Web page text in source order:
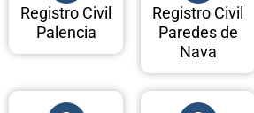
Registro Civil
Palencia
Registro Civil
Paredes de
Nava